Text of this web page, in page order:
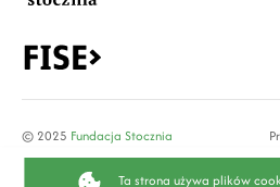
© 2025 Fundacja Stocznia
Ta strona używa plików